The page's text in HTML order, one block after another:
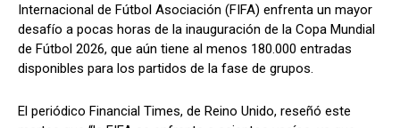
Internacional de Fútbol Asociación (FIFA) enfrenta un mayor
desafío a pocas horas de la inauguración de la Copa Mundial
de Fútbol 2026, que aún tiene al menos 180.000 entradas
disponibles para los partidos de la fase de grupos.
El periódico Financial Times, de Reino Unido, reseñó este